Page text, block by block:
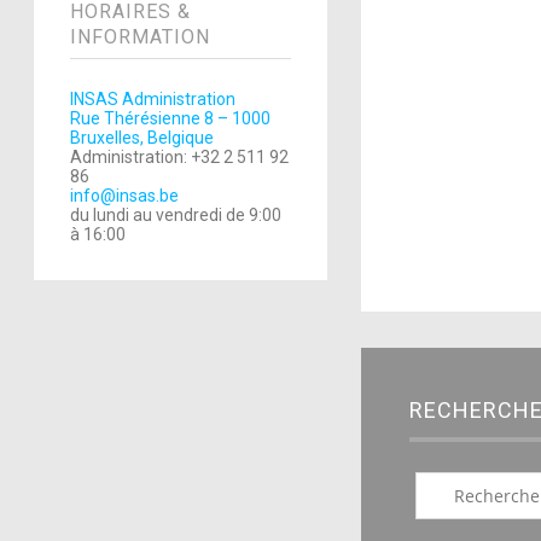
HORAIRES &
INFORMATION
INSAS Administration
Rue Thérésienne 8 – 1000
Bruxelles, Belgique
Administration: +32 2 511 92
86
info@insas.be
du lundi au vendredi de 9:00
à 16:00